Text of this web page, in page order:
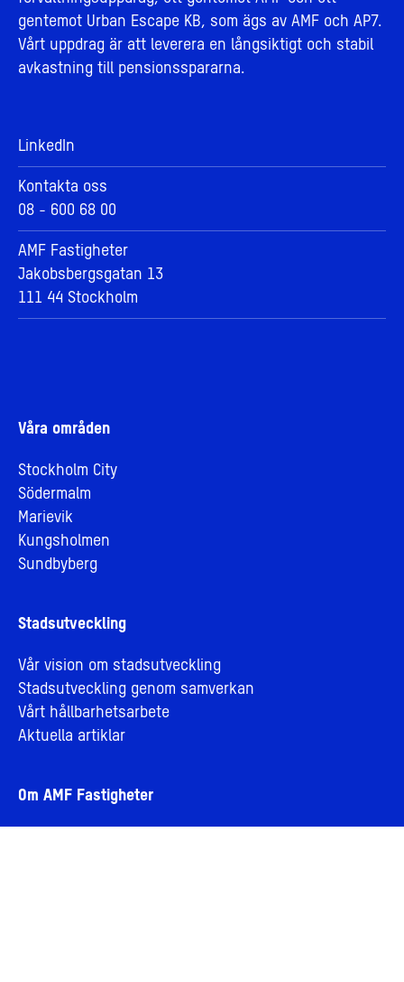
gentemot Urban Escape KB, som ägs av AMF och AP7.
Vårt uppdrag är att leverera en långsiktigt och stabil
avkastning till pensionsspararna.
LinkedIn
Kontakta oss
08 - 600 68 00
AMF Fastigheter
Jakobsbergsgatan 13
111 44 Stockholm
Våra områden
Stockholm City
Södermalm
Marievik
Kungsholmen
Sundbyberg
Stadsutveckling
Vår vision om stadsutveckling
Stadsutveckling genom samverkan
Vårt hållbarhetsarbete
Aktuella artiklar
Om AMF Fastigheter